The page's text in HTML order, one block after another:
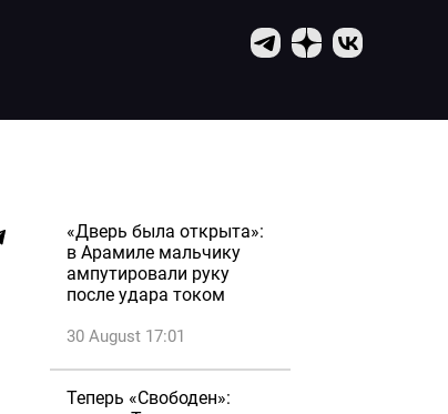
«Дверь была открыта»:
в Арамиле мальчику
ампутировали руку
после удара током
30 August 17:01
Теперь «Свободен»: